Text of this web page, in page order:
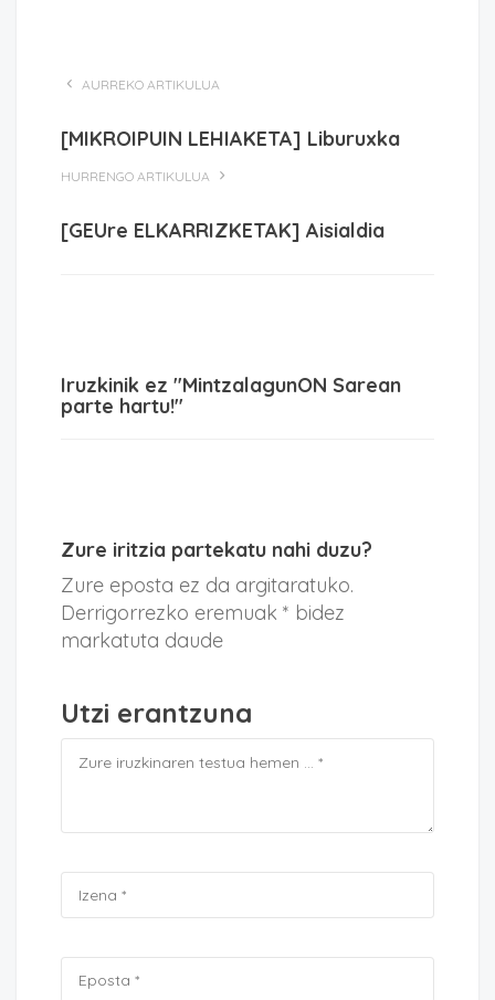
AURREKO ARTIKULUA
[MIKROIPUIN LEHIAKETA] Liburuxka
HURRENGO ARTIKULUA
[GEUre ELKARRIZKETAK] Aisialdia
Iruzkinik ez "MintzalagunON Sarean
parte hartu!"
Zure iritzia partekatu nahi duzu?
Zure eposta ez da argitaratuko.
Derrigorrezko eremuak * bidez
markatuta daude
Utzi erantzuna